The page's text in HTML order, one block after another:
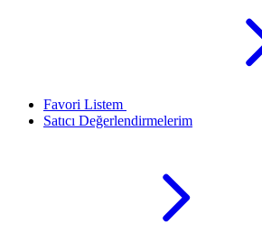
Favori Listem
Satıcı Değerlendirmelerim